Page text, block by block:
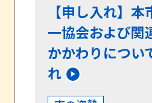
【申し入れ】
一協会および関
かかわりについ
れ